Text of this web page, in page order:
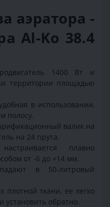
аэратора -
Al-Ko 38.4
1400 Вт и
территории площадью
в использовании,
полосу.
валик на
на 24 прута.
плавно
от -6 до +14 мм.
в 50-литровый
плотной ткани, ее легко
установить обратно.